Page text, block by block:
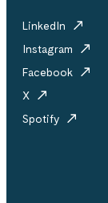
LinkedIn
Instagram
Facebook
X
Spotify